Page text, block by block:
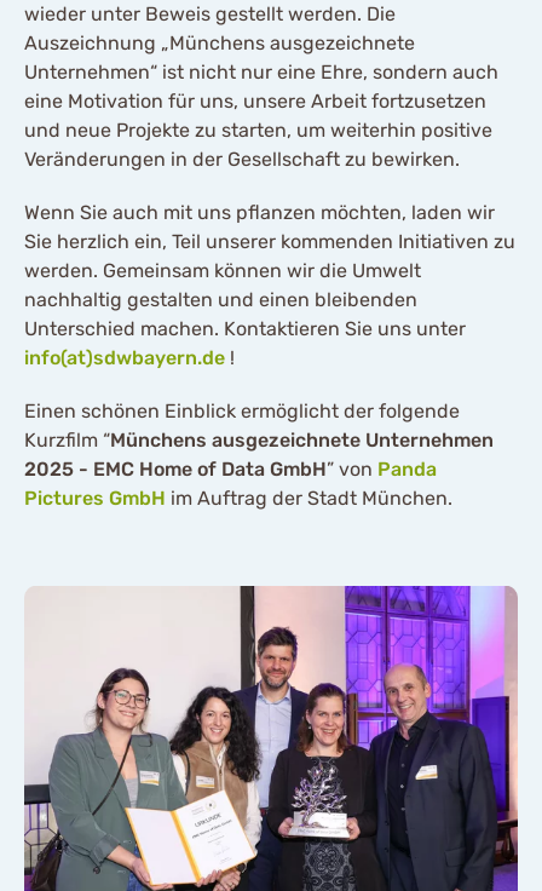
wieder unter Beweis gestellt werden. Die
Auszeichnung „Münchens ausgezeichnete
Unternehmen“ ist nicht nur eine Ehre, sondern auch
eine Motivation für uns, unsere Arbeit fortzusetzen
und neue Projekte zu starten, um weiterhin positive
Veränderungen in der Gesellschaft zu bewirken.
Wenn Sie auch mit uns pflanzen möchten, laden wir
Sie herzlich ein, Teil unserer kommenden Initiativen zu
werden. Gemeinsam können wir die Umwelt
nachhaltig gestalten und einen bleibenden
Unterschied machen. Kontaktieren Sie uns unter
info(at)sdwbayern.de !
Einen schönen Einblick ermöglicht der folgende
Kurzfilm “Münchens ausgezeichnete Unternehmen
2025 - EMC Home of Data GmbH” von Panda
Pictures GmbH im Auftrag der Stadt München.